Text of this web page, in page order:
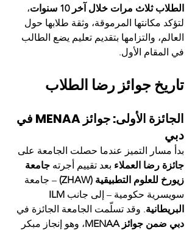
الطلاب ثلاث مرات خلال آخر 10 سنوات
،
لتؤكد مكانتها المرموقة، وثقة طلابها حول
العالم، والتزامها بتقديم تعليم يضع الطالب
في المقام الأول.
تاريخ جوائز رضا الطلاب
الجائزة الأولى: جوائز MENAA في
دبي
بدأ مسار التميز عندما حصلت الجامعة على
جائزة رضا العملاء بعد تقييم أجرته جامعة
زيورخ للعلوم التطبيقية (ZHAW)
– جامعة
سويسرية حكومية – إلى جانب
البريطانية. وقد تسلّمت الجامعة الجائزة في
دبي ضمن جوائز MENAA
، وهو إنجاز مبكر